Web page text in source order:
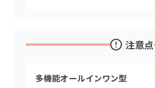
注意点
多機能オールインワン型